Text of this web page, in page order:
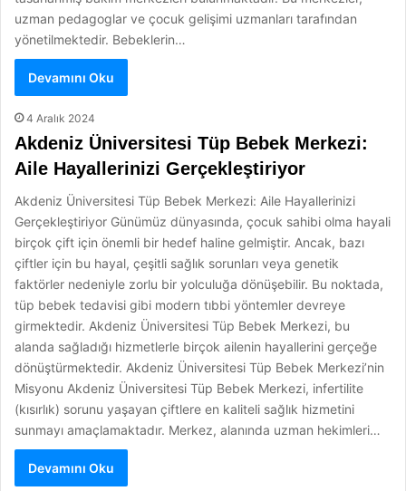
uzman pedagoglar ve çocuk gelişimi uzmanları tarafından
yönetilmektedir. Bebeklerin…
Devamını Oku
4 Aralık 2024
Akdeniz Üniversitesi Tüp Bebek Merkezi:
Aile Hayallerinizi Gerçekleştiriyor
Akdeniz Üniversitesi Tüp Bebek Merkezi: Aile Hayallerinizi
Gerçekleştiriyor Günümüz dünyasında, çocuk sahibi olma hayali
birçok çift için önemli bir hedef haline gelmiştir. Ancak, bazı
çiftler için bu hayal, çeşitli sağlık sorunları veya genetik
faktörler nedeniyle zorlu bir yolculuğa dönüşebilir. Bu noktada,
tüp bebek tedavisi gibi modern tıbbi yöntemler devreye
girmektedir. Akdeniz Üniversitesi Tüp Bebek Merkezi, bu
alanda sağladığı hizmetlerle birçok ailenin hayallerini gerçeğe
dönüştürmektedir. Akdeniz Üniversitesi Tüp Bebek Merkezi’nin
Misyonu Akdeniz Üniversitesi Tüp Bebek Merkezi, infertilite
(kısırlık) sorunu yaşayan çiftlere en kaliteli sağlık hizmetini
sunmayı amaçlamaktadır. Merkez, alanında uzman hekimleri…
Devamını Oku